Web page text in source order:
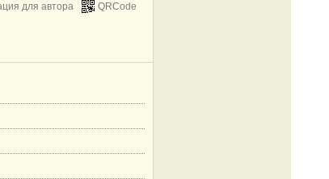
QRCode
для автора